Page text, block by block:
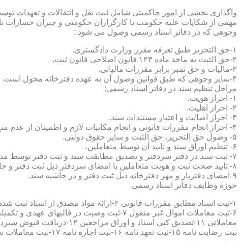
واگذاری بخشی از امور حاکمیتی شامل ثبت نقل و انتقالات و
مهمی از شکایات علیه حکومت یا کارگزاران حکومتی و جبران خسارات
وجوهی که در دفاتر اسناد رسمی وصول می شود :
۱-حق التحریر طبق تعرفه مقرر وزارت دادگستری.
۲-حق الثبت به ماخذ ماده ۱۲۳ قانون اصلاحی قانون ثبت.
۳-مالیات و حق تمبر برابر مقررات مالیاتی.
۴-سایر وجوهی که طبق قوانین وصول آن به عهده دفترخانه محول است.
مراحل تنظیم سند در دفاتر اسناد رسمی:
۱- احراز هویت.
۲- احراز اهلیت.
۳- احراز اصالت و اعتبار مستندات سند.
۴- احراز انجام مقررات قانونی و انجام مکاتبات لازم و اطمینان از عدم منع قانونی تنظیم سند.
۵- وصول حق التحریر، حق الثبت و سایر حقوق دولتی.
۶- تنظیم اوراق سند و تایید آن توسط متعاملین.
۷- ثبت سند در دفتر سردفتر و تصدیق مطابقت سند و ثبت دفتر توسط متعاملین.
۸- تایید صحت ثبت و هویت متعاملین با امضای سردفتر ذیل ثبت دفتر و حاشیه سند.
۹-امضای دفتریار و مهر دفترخانه ذیل ثبت دفتر و در حاشیه سند.
حوزه وظایف دفاتر اسناد رسمی
ثبت رضایت نامه ۱۵-ثبت تعهد نامه ۱۶-ثبت اجاره نامه ۱۷-ثبت معاملات سرقفلی ۱۸-ثبت وقف نامه و اسناد موقوفه ۱۹-ثبت اسناد ضمانت نامه ۲۰-صدور اجرائیه ۲۱-ثبت نکاح ۲۲-ثبت طلاق